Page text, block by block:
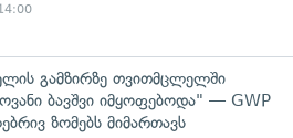
გამზირზე თვითმცლელში
ბავშვი იმყოფებოდა" — GWP
ზომებს მიმართავს